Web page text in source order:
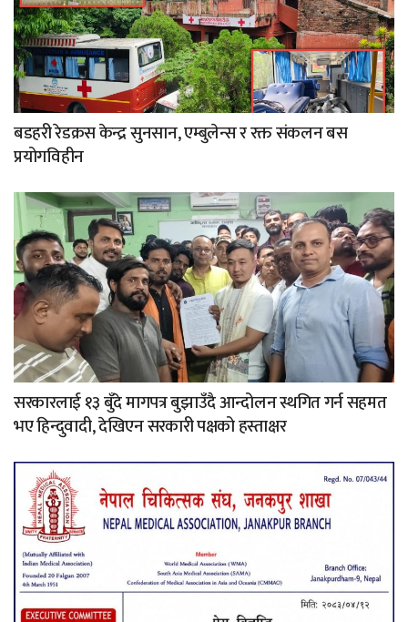
बडहरी रेडक्रस केन्द्र सुनसान, एम्बुलेन्स र रक्त संकलन बस
प्रयोगविहीन
सरकारलाई १३ बुँदे मागपत्र बुझाउँदै आन्दोलन स्थगित गर्न सहमत
भए हिन्दुवादी, देखिएन सरकारी पक्षको हस्ताक्षर